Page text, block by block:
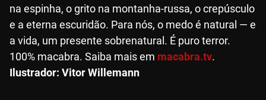
na espinha, o grito na montanha-russa, o crepúsculo
e a eterna escuridão. Para nós, o medo é natural — e
a vida, um presente sobrenatural. É puro terror.
100% macabra. Saiba mais em macabra.tv.
Ilustrador: Vitor Willemann